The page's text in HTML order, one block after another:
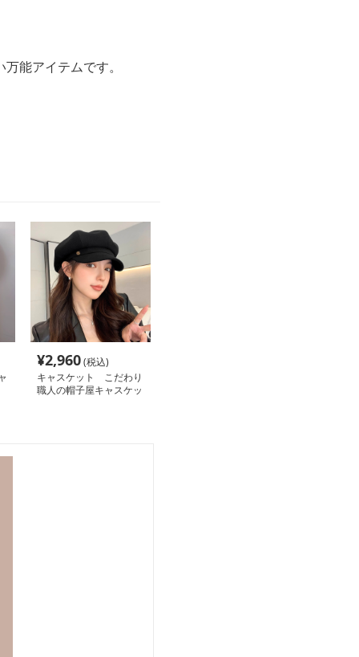
能アイテムです。
¥2,960(税込)
キャスケット こだわり
職人の帽子屋キャスケッ